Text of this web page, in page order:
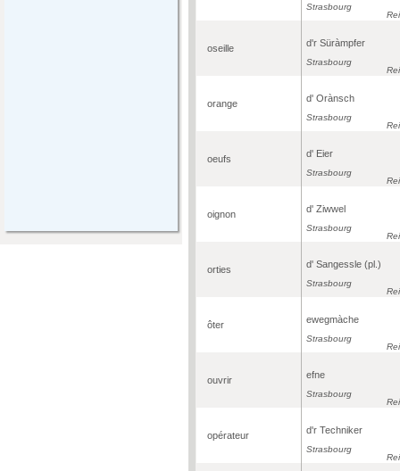
Strasbourg
oseille d'r Süràmpfer
Strasbourg
orange d' Orànsch
Strasbourg
oeufs d' Eier
Strasbourg
oignon d' Ziwwel
Strasbourg
orties d' Sangessle (pl.)
Strasbourg
ôter ewegmàche
Strasbourg
ouvrir efne
Strasbourg
opérateur d'r Techniker
Strasbourg